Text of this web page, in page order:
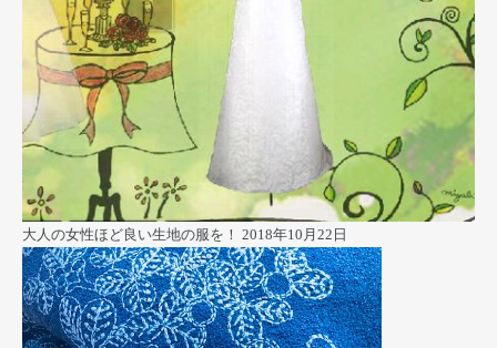
大人の女性ほど良い生地の服を！ 2018年10月22日